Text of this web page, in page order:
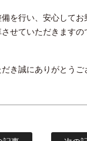
を行い、安心してお
せていただきますの
き誠にありがとうご